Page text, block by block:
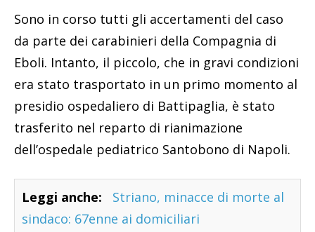
Sono in corso tutti gli accertamenti del caso
da parte dei carabinieri della Compagnia di
Eboli. Intanto, il piccolo, che in gravi condizioni
era stato trasportato in un primo momento al
presidio ospedaliero di Battipaglia, è stato
trasferito nel reparto di rianimazione
dell’ospedale pediatrico Santobono di Napoli.
Leggi anche:
Striano, minacce di morte al
sindaco: 67enne ai domiciliari